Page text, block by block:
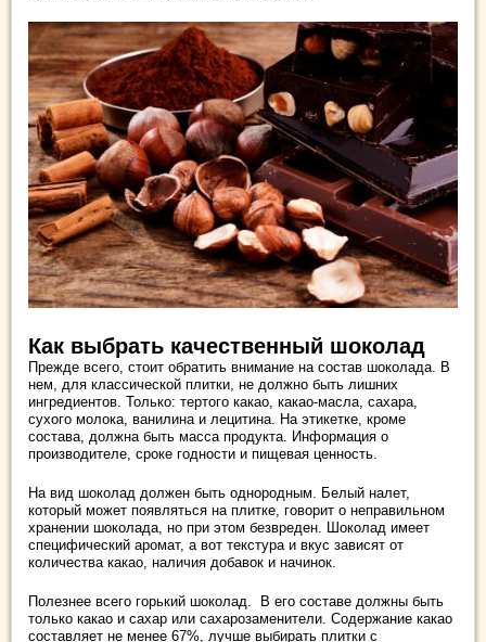
Как выбрать качественный шоколад
Прежде всего, стоит обратить внимание на состав шоколада. В
нем, для классической плитки, не должно быть лишних
ингредиентов. Только: тертого какао, какао-масла, сахара,
сухого молока, ванилина и лецитина. На этикетке, кроме
состава, должна быть масса продукта. Информация о
производителе, сроке годности и пищевая ценность.
На вид шоколад должен быть однородным. Белый налет,
который может появляться на плитке, говорит о неправильном
хранении шоколада, но при этом безвреден. Шоколад имеет
специфический аромат, а вот текстура и вкус зависят от
количества какао, наличия добавок и начинок.
Полезнее всего горький шоколад. В его составе должны быть
только какао и сахар или сахарозаменители. Содержание какао
составляет не менее 67%, лучше выбирать плитки с